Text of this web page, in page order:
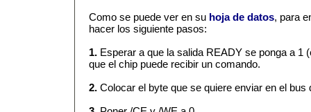
Como se puede ver en su hoja de datos, para
hacer los siguiente pasos:
1.Esperar a que la salida READY se ponga a 1
que el chip puede recibir un comando.
2.Colocar el byte que se quiere enviar en el bus